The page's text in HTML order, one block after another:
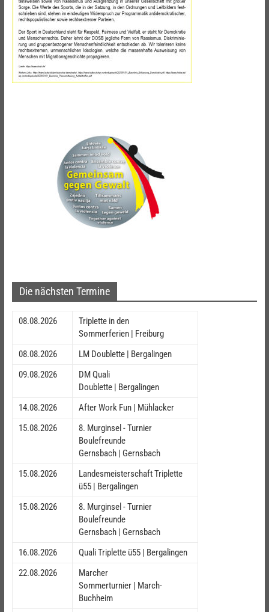
Die nächsten Termine
08.08.2026
Triplette in den
Sommerferien | Freiburg
08.08.2026
LM Doublette | Bergalingen
09.08.2026
DM Quali
Doublette | Bergalingen
14.08.2026
After Work Fun | Mühlacker
15.08.2026
8. Murginsel - Turnier
Boulefreunde
Gernsbach | Gernsbach
15.08.2026
Landesmeisterschaft Triplette
ü55 | Bergalingen
15.08.2026
8. Murginsel - Turnier
Boulefreunde
Gernsbach | Gernsbach
16.08.2026
Quali Triplette ü55 | Bergalingen
22.08.2026
Marcher
Sommerturnier | March-
Buchheim